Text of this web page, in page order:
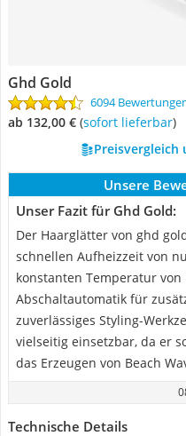
Ghd Gold
6094
ab 132,00 € ( Sofort lieferbar)
Preisvergleich
Unsere
Unser Fazit für Ghd Gold:
Der Haarglätter von ghd
schnellen Aufheizzeit von
konstanten Temperatur
Abschaltautomatik für
zuverlässiges Styling-
vielseitig einsetzbar, da er
das Erzeugen von Beach
Technische Details